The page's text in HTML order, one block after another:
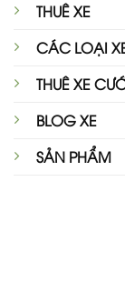
THUÊ XE
CÁC LOẠI
THUÊ XE
BLOG XE
SẢN PHẨM